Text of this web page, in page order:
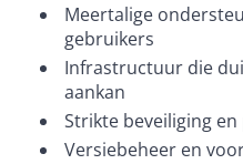
Meertalige
gebruikers
Infrastructuur die
aankan
Strikte beveiliging en
Versiebeheer en